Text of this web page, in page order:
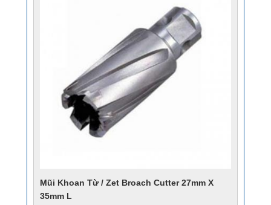
Mũi Khoan Từ / Zet Broach Cutter 27mm X
35mm L